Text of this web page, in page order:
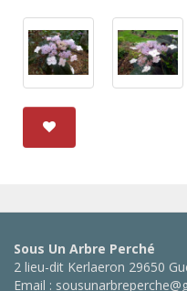
Sous Un Arbre Perché
2 lieu-dit Kerlaeron 29650
Email :